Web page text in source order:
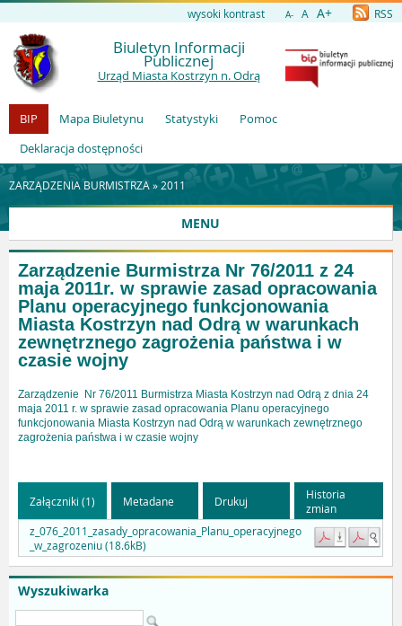
wysoki kontrast A- A A+ RSS
Biuletyn Informacji
Publicznej
Urząd Miasta Kostrzyn n. Odrą
BIP Mapa Biuletynu Statystyki
Pomoc
Deklaracja dostępności
ZARZĄDZENIA BURMISTRZA » 2011
MENU
Wyszukiwarka
Zarządzenie Burmistrza Nr 76/2011 z 24
maja 2011r. w sprawie zasad opracowania
Planu operacyjnego funkcjonowania
Miasta Kostrzyn nad Odrą w warunkach
zewnętrznego zagrożenia państwa i w
czasie wojny
Zarządzenie
Nr 76/2011 Burmistrza Miasta Kostrzyn nad Odrą z dnia 24
maja 2011 r. w sprawie zasad opracowania Planu operacyjnego
funkcjonowania Miasta Kostrzyn nad Odrą w warunkach zewnętrznego
zagrożenia państwa i w czasie wojny
Załączniki (1) Metadane Drukuj
Historia
zmian
z_076_2011_zasady_opracowania_Planu_operacyjnego
_w_zagrozeniu (18.6kB)